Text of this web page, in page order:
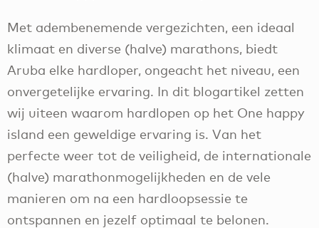
Met adembenemende vergezichten, een ideaal
klimaat en diverse (halve) marathons, biedt
Aruba elke hardloper, ongeacht het niveau, een
onvergetelijke ervaring. In dit blogartikel zetten
wij uiteen waarom hardlopen op het One happy
island een geweldige ervaring is. Van het
perfecte weer tot de veiligheid, de internationale
(halve) marathonmogelijkheden en de vele
manieren om na een hardloopsessie te
ontspannen en jezelf optimaal te belonen.